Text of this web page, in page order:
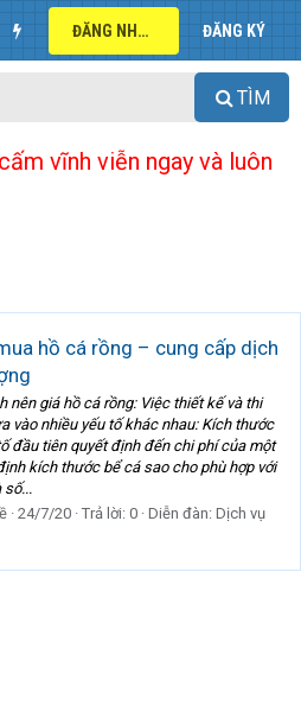
ĐĂNG NHẬP ĐĂNG KÝ
TÌM
vĩnh viễn ngay và luôn
hồ cá rồng – cung cấp dịch
nên giá hồ cá rồng: Việc thiết kế và thi
vào nhiều yếu tố khác nhau: Kích thước
đầu tiên quyết định đến chi phí của một
kích thước bể cá sao cho phù hợp với
số...
24/7/20 Trả lời: 0 Diễn đàn: Dịch vụ